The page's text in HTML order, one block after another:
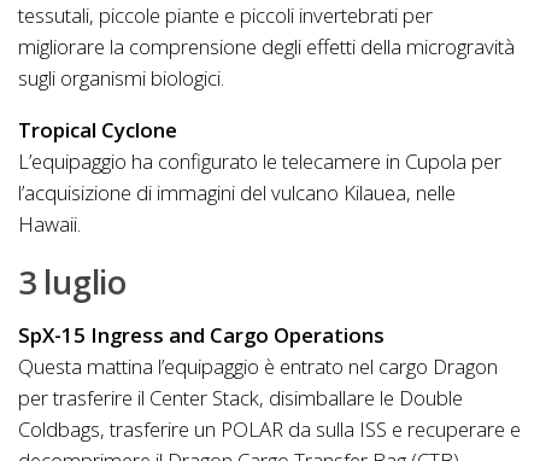
tessutali, piccole piante e piccoli invertebrati per
migliorare la comprensione degli effetti della microgravità
sugli organismi biologici.
Tropical Cyclone
L’equipaggio ha configurato le telecamere in Cupola per
l’acquisizione di immagini del vulcano Kilauea, nelle
Hawaii.
3 luglio
SpX-15 Ingress and Cargo Operations
Questa mattina l’equipaggio è entrato nel cargo Dragon
per trasferire il Center Stack, disimballare le Double
Coldbags, trasferire un POLAR da sulla ISS e recuperare e